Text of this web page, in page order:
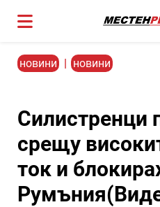
новини | новини
Силистренци
срещу
ток и